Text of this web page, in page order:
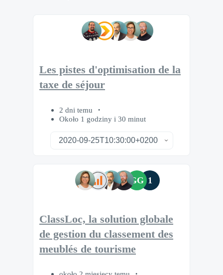
Les pistes d'optimisation de la
taxe de séjour
2 dni temu
Około 1 godziny i 30 minut
GG 1
ClassLoc, la solution globale
de gestion du classement des
meublés de tourisme